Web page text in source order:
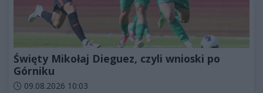
Święty Mikołaj Dieguez, czyli wnioski po
Górniku
Data dodania artykułu:
09.08.2026 10:03